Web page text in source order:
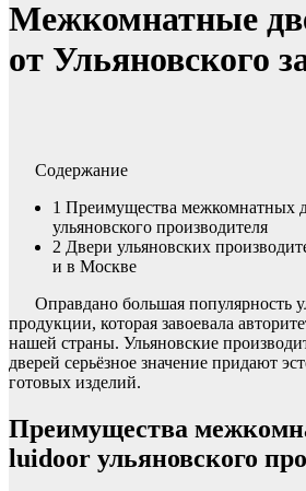
Межкомнатные
от Ульяновского
Содержание
1 Преимущества межкомнатных
ульяновского производителя
2 Двери ульяновских
и в Москве
Оправдано большая популярность
продукции, которая завоевала
нашей страны. Ульяновские
дверей серьёзное значение придают
готовых изделий.
Преимущества
luidoor ульяновского